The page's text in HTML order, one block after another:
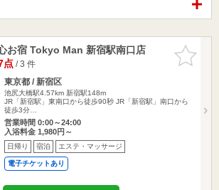
お気に入
りに追加
お宿 Tokyo Man 新宿駅南口店
点/ 3 件
東京都 / 新宿区
池尻大橋駅4.57km 新宿駅148m
JR「新宿駅」東南口から徒歩90秒 JR「新宿駅」南口から
徒歩3分…
営業時間 0:00～24:00
入浴料金 1,980円～
日帰り 宿泊 エステ・マッサージ
電子チケットあり